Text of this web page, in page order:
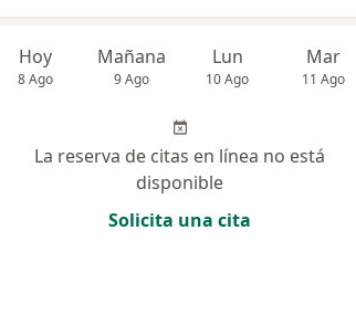
Hoy
8 Ago
Mañana
9 Ago
Lun
10 Ago
Mar
11 Ago
La reserva de citas en línea no está
disponible
Solicita una cita